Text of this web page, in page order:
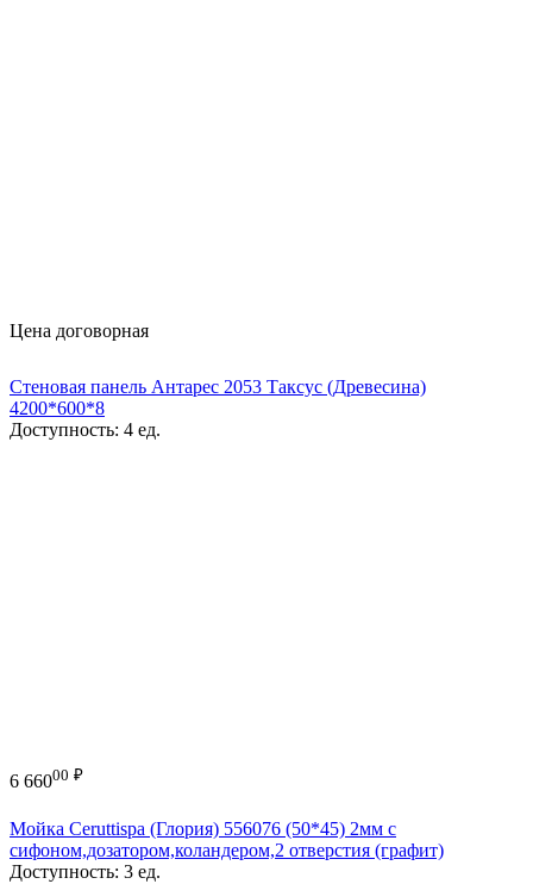
Цена договорная
Стеновая панель Антарес 2053 Таксус (Древесина)
4200*600*8
Доступность: 4 ед.
6 66000 ₽
Мойка Ceruttispa (Глория) 556076 (50*45) 2мм с
сифоном,дозатором,коландером,2 отверстия (графит)
Доступность: 3 ед.